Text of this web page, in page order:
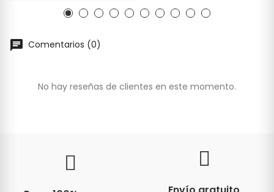
Comentarios (0)
No hay reseñas de clientes en este momento.